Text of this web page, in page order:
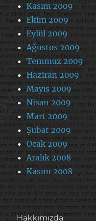
Kasım 2009
Ekim 2009
Eylül 2009
Ağustos 2009
Temmuz 2009
Haziran 2009
Mayıs 2009
Nisan 2009
Mart 2009
Şubat 2009
Ocak 2009
Aralık 2008
Kasım 2008
Hakkımızda